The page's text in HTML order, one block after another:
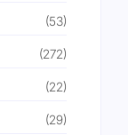
(53)
(272)
(22)
(29)